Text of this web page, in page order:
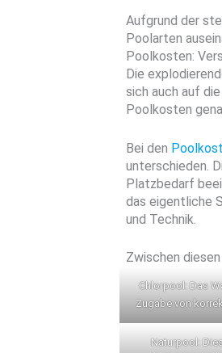
Aufgrund der
Poolarten
Poolkosten:
Die
sich auch auf
Poolkosten
Bei den
unterschieden.
Platzbedarf
das eigentliche
und Technik.
Zwischen
Chlorpool: Das
Zugabe von
Naturpool: